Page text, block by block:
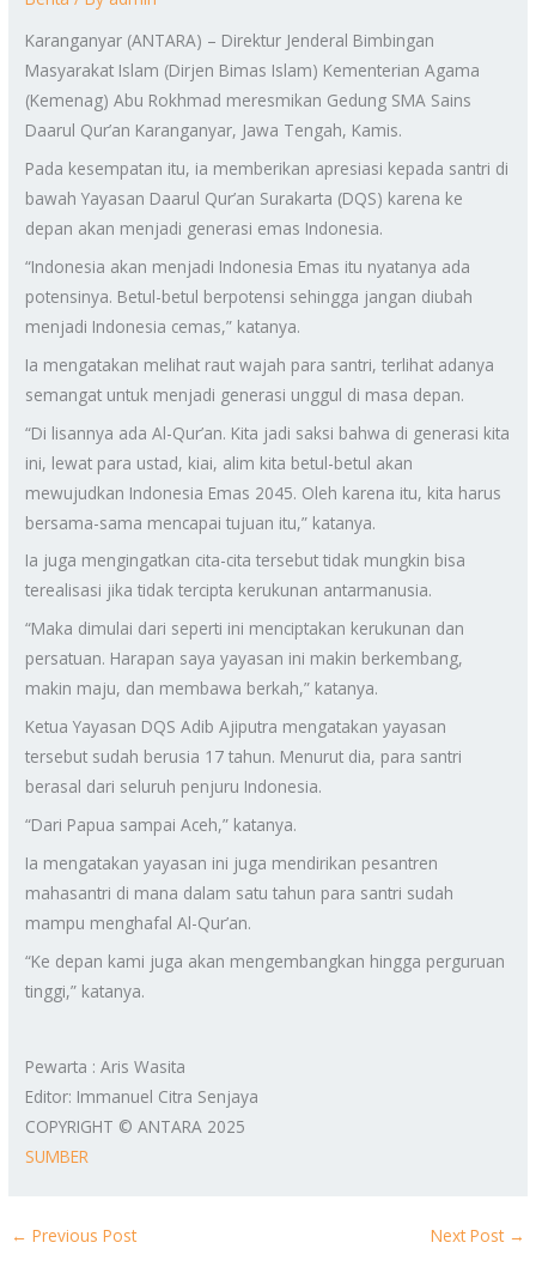
Karanganyar (ANTARA) – Direktur Jenderal Bimbingan
Masyarakat Islam (Dirjen Bimas Islam) Kementerian Agama
(Kemenag) Abu Rokhmad meresmikan Gedung SMA Sains
Daarul Qur’an Karanganyar, Jawa Tengah, Kamis.
Pada kesempatan itu, ia memberikan apresiasi kepada santri di
bawah Yayasan Daarul Qur’an Surakarta (DQS) karena ke
depan akan menjadi generasi emas Indonesia.
“Indonesia akan menjadi Indonesia Emas itu nyatanya ada
potensinya. Betul-betul berpotensi sehingga jangan diubah
menjadi Indonesia cemas,” katanya.
Ia mengatakan melihat raut wajah para santri, terlihat adanya
semangat untuk menjadi generasi unggul di masa depan.
“Di lisannya ada Al-Qur’an. Kita jadi saksi bahwa di generasi kita
ini, lewat para ustad, kiai, alim kita betul-betul akan
mewujudkan Indonesia Emas 2045. Oleh karena itu, kita harus
bersama-sama mencapai tujuan itu,” katanya.
Ia juga mengingatkan cita-cita tersebut tidak mungkin bisa
terealisasi jika tidak tercipta kerukunan antarmanusia.
“Maka dimulai dari seperti ini menciptakan kerukunan dan
persatuan. Harapan saya yayasan ini makin berkembang,
makin maju, dan membawa berkah,” katanya.
Ketua Yayasan DQS Adib Ajiputra mengatakan yayasan
tersebut sudah berusia 17 tahun. Menurut dia, para santri
berasal dari seluruh penjuru Indonesia.
“Dari Papua sampai Aceh,” katanya.
Ia mengatakan yayasan ini juga mendirikan pesantren
mahasantri di mana dalam satu tahun para santri sudah
mampu menghafal Al-Qur’an.
“Ke depan kami juga akan mengembangkan hingga perguruan
tinggi,” katanya.
Pewarta : Aris Wasita
Editor: Immanuel Citra Senjaya
COPYRIGHT © ANTARA 2025
SUMBER
← Previous Post Next Post →